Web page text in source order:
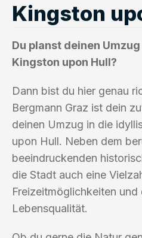
Kingston
Du planst deinen
Kingston upon Hull?
Dann bist du hier genau
Bergmann Graz ist dein
deinen Umzug in die
upon Hull. Neben dem
beeindruckenden
die Stadt auch eine
Freizeitmöglichkeiten und
Lebensqualität.